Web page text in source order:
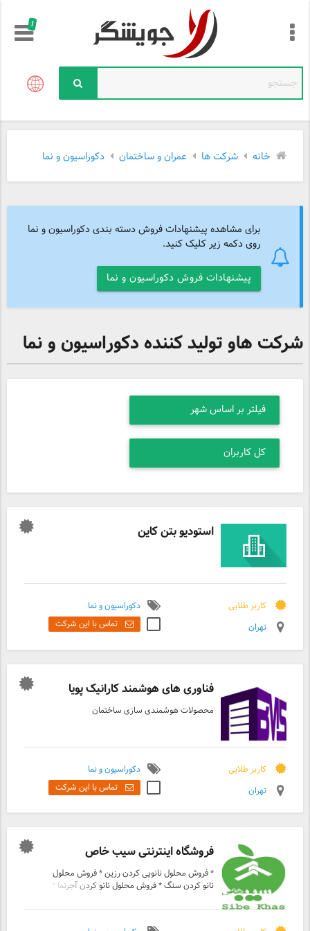
!
خانه شرکت ها عمران و ساختمان دکوراسیون و نما
برای مشاهده پیشنهادات فروش دسته بندی دکوراسیون و نما
روی دکمه زیر کلیک کنید.
پیشنهادات فروش دکوراسیون و نما
شرکت هاو تولید کننده دکوراسیون و نما
استودیو بتن کاین
کاربر طلایی
دکوراسیون و نما
تهران
تماس با این شرکت
فناوری های هوشمند کارانیک پویا
محصولات هوشمندی سازی ساختمان
کاربر طلایی
دکوراسیون و نما
تهران
تماس با این شرکت
فروشگاه اینترنتی سیب خاص
* فروش محلول نانویی کردن رزین * فروش محلول
نانو کردن سنگ * فروش محلول نانو کردن آجرنما *
جلادهنده سنگ و آجر * فروش حلال نانویی جایگزین
تینر و بنزین (مخصوص رنگ روغنی) * فروش رزین